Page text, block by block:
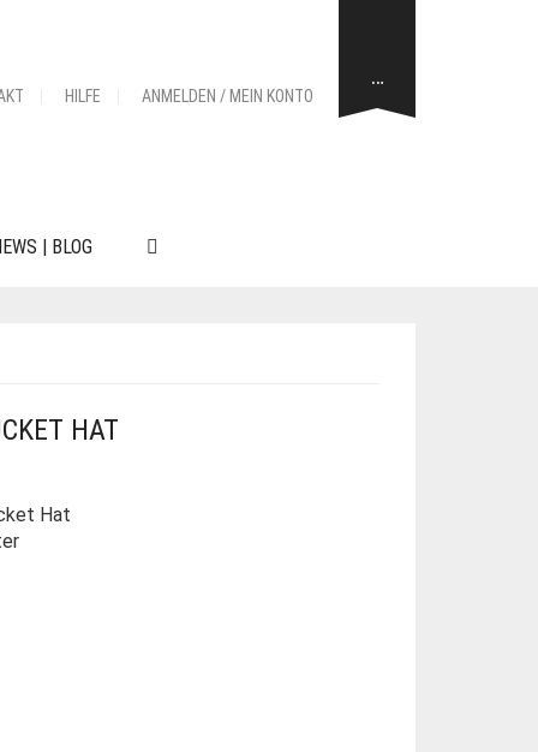
HILFE ANMELDEN / MEIN KONTO
…
| BLOG
HAT
Hat